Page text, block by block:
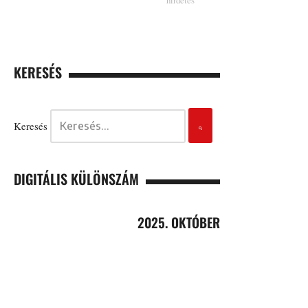
KERESÉS
Keresés
DIGITÁLIS KÜLÖNSZÁM
2025. OKTÓBER